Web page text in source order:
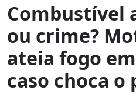
Combustível
ou crime?
ateia fogo
caso choca o